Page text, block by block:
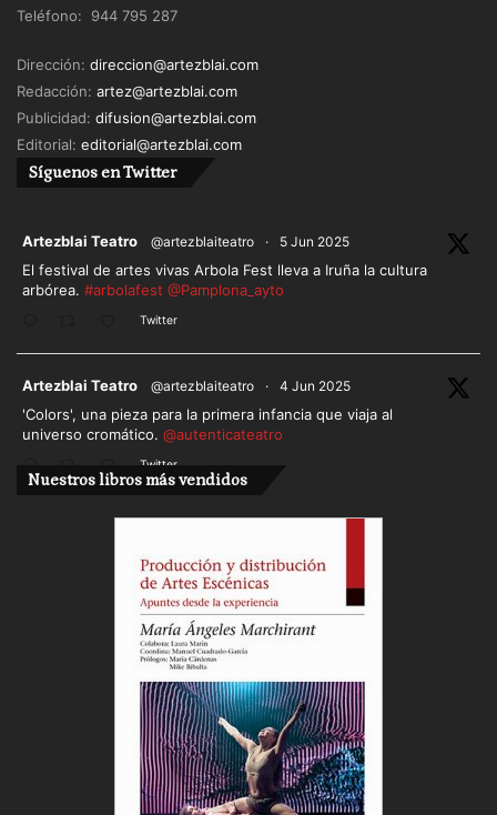
Teléfono: 944 795 287
Dirección: direccion@artezblai.com
Redacción: artez@artezblai.com
Publicidad: difusion@artezblai.com
Editorial: editorial@artezblai.com
Síguenos en Twitter
Artezblai Teatro @artezblaiteatro · 5 Jun 2025
El festival de artes vivas Arbola Fest lleva a Iruña la cultura
arbórea. #arbolafest @Pamplona_ayto
Twitter
Artezblai Teatro @artezblaiteatro · 4 Jun 2025
'Colors', una pieza para la primera infancia que viaja al
universo cromático. @autenticateatro
Twitter
Cargar más
Nuestros libros más vendidos